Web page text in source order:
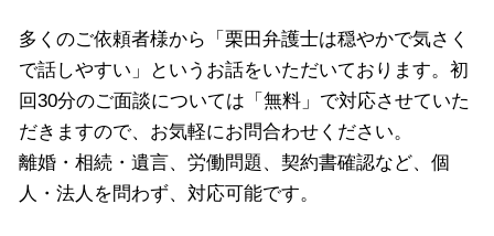
多くのご依頼者様から「栗田弁護士は穏やかで気さく
で話しやすい」というお話をいただいております。初
回30分のご面談については「無料」で対応させていた
だきますので、お気軽にお問合わせください。
離婚・相続・遺言、労働問題、契約書確認など、個
人・法人を問わず、対応可能です。